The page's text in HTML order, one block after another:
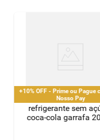
+10% OFF - Prime ou Pague
Nosso Pay
refrigerante sem
coca-cola garrafa